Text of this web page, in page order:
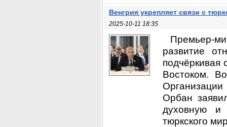
Венгрия укрепляет связи с
2025-10-11 18:35
Премьер-
развитие
подчёркивая
Востоком.
Орбан
духовную и
тюркского